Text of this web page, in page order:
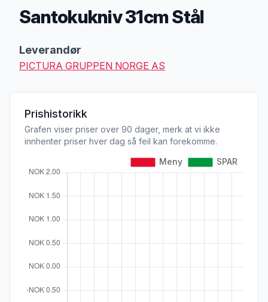
Santokukniv 31cm Stål
Leverandør
PICTURA GRUPPEN NORGE AS
Prishistorikk
Grafen viser priser over 90 dager, merk at vi ikke
innhenter priser hver dag så feil kan forekomme.